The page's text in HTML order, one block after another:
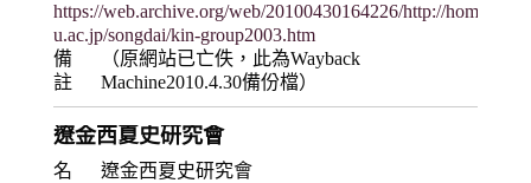
https://web.archive.org/web/20100430164226/http://
u.ac.jp/songdai/kin-group2003.htm
備
註
（原網站已亡佚，此為Wayback
Machine2010.4.30備份檔）
遼金西夏史研究會
名
遼金西夏史研究會